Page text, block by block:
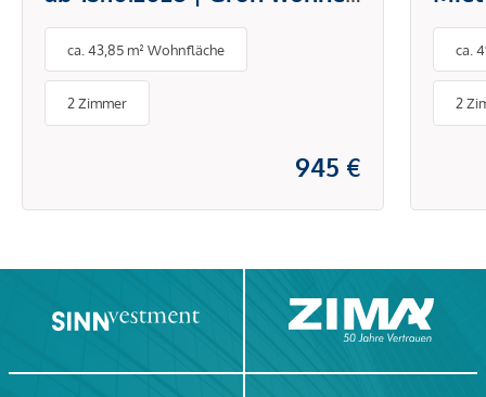
mit Freifläche inklusive
ca. 43,85 m² Wohnfläche
2 Zimmer
945 €
ca.
2